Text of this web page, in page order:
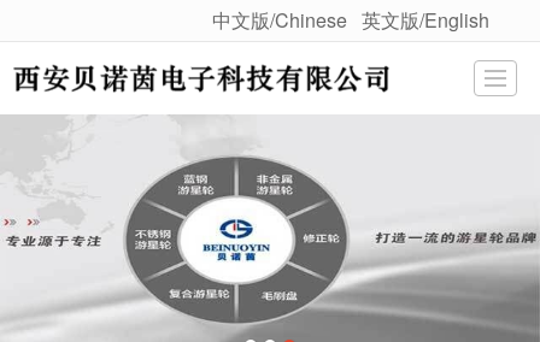
很遗憾，因您的浏览器版本过低导致无法获得最佳浏览体验，推荐下载安装谷歌浏览器！
中文版/Chinese 英文版/English